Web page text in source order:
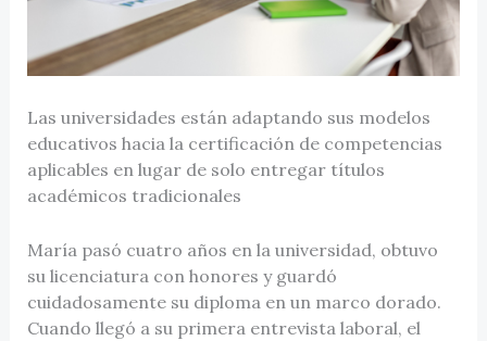
Las universidades están adaptando sus modelos
educativos hacia la certificación de competencias
aplicables en lugar de solo entregar títulos
académicos tradicionales
María pasó cuatro años en la universidad, obtuvo
su licenciatura con honores y guardó
cuidadosamente su diploma en un marco dorado.
Cuando llegó a su primera entrevista laboral, el